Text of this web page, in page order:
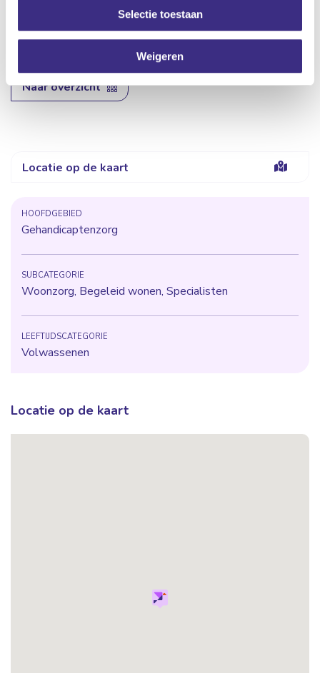
Selectie toestaan
Weigeren
Anders namelijk...
Naar overzicht
Locatie op de kaart
HOOFDGEBIED
Gehandicaptenzorg
SUBCATEGORIE
Woonzorg, Begeleid wonen, Specialisten
LEEFTIJDSCATEGORIE
Volwassenen
Locatie op de kaart